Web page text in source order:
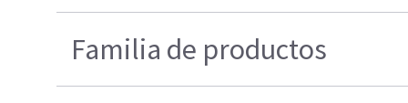
Familia de productos